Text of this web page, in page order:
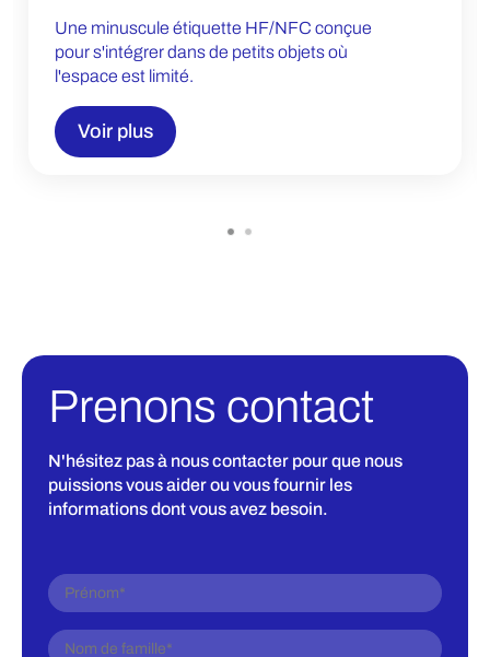
Une minuscule étiquette HF/NFC conçue
pour s'intégrer dans de petits objets où
l'espace est limité.
Voir plus
Prenons contact
N'hésitez pas à nous contacter pour que nous
puissions vous aider ou vous fournir les
informations dont vous avez besoin.